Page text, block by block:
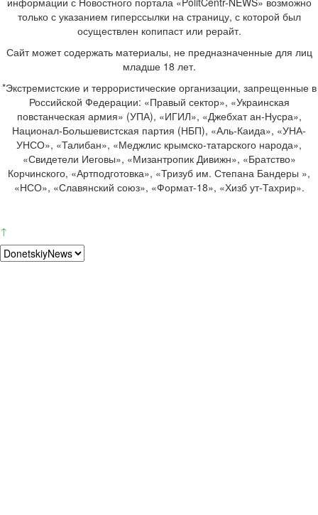
только с указанием гиперссылки на страницу, с которой был
осуществлен копипаст или рерайт.
Сайт может содержать материалы, не предназначенные для лиц
младше 18 лет.
*Экстремистские и террористические организации, запрещенные в
Российской Федерации: «Правый сектор», «Украинская
повстанческая армия» (УПА), «ИГИЛ», «Джебхат ан-Нусра»,
Национал-Большевистская партия (НБП), «Аль-Каида», «УНА-
УНСО», «Талибан», «Меджлис крымско-татарского народа»,
«Свидетели Иеговы», «Мизантропик Дивижн», «Братство»
Корчинского, «Артподготовка», «Тризуб им. Степана Бандеры »,
«НСО», «Славянский союз», «Формат-18», «Хизб ут-Тахрир».
↑